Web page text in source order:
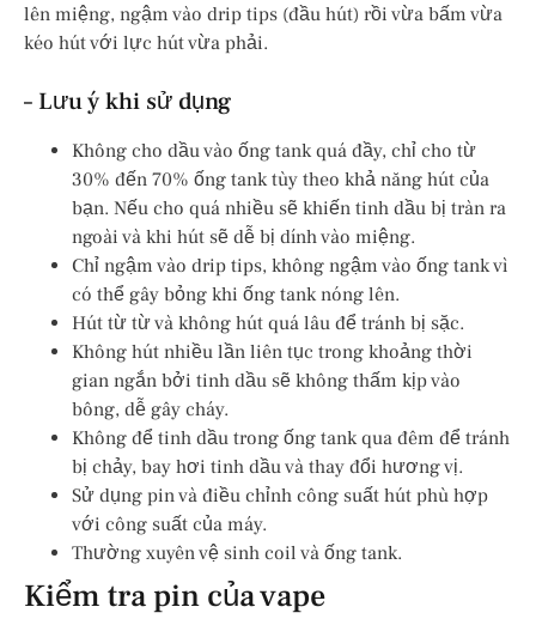
lên miệng, ngậm vào drip tips (đầu hút) rồi vừa bấm vừa
kéo hút với lực hút vừa phải.
– Lưu ý khi sử dụng
Không cho dầu vào ống tank quá đầy, chỉ cho từ
30% đến 70% ống tank tùy theo khả năng hút của
bạn. Nếu cho quá nhiều sẽ khiến tinh dầu bị tràn ra
ngoài và khi hút sẽ dễ bị dính vào miệng.
Chỉ ngậm vào drip tips, không ngậm vào ống tank vì
có thể gây bỏng khi ống tank nóng lên.
Hút từ từ và không hút quá lâu để tránh bị sặc.
Không hút nhiều lần liên tục trong khoảng thời
gian ngắn bởi tinh dầu sẽ không thấm kịp vào
bông, dễ gây cháy.
Không để tinh dầu trong ống tank qua đêm để tránh
bị chảy, bay hơi tinh dầu và thay đổi hương vị.
Sử dụng pin và điều chỉnh công suất hút phù hợp
với công suất của máy.
Thường xuyên vệ sinh coil và ống tank.
Kiểm tra pin của vape